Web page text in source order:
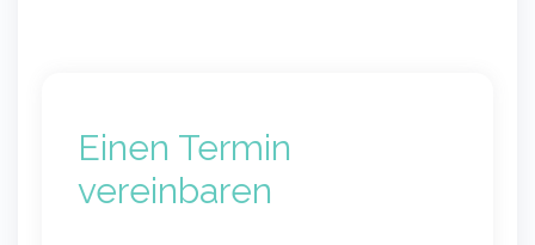
Einen Termin
vereinbaren